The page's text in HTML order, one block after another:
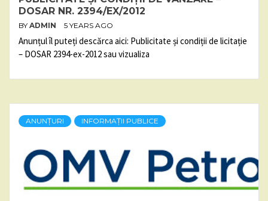
DOSAR NR. 2394/EX/2012
BY ADMIN 5 YEARS AGO
Anunțul îl puteți descărca aici: Publicitate și condiții de licitație
– DOSAR 2394-ex-2012 sau vizualiza
ANUNȚURI INFORMAȚII PUBLICE